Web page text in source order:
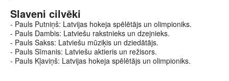
Slaveni cilvēki
- Pauls Putniņš: Latvijas hokeja spēlētājs un olimpioniks.
- Pauls Dambis: Latviešu rakstnieks un dzejnieks.
- Pauls Sakss: Latviešu mūziķis un dziedātājs.
- Pauls Sīmanis: Latviešu aktieris un režisors.
- Pauls Kļaviņš: Latvijas hokeja spēlētājs un olimpioniks.